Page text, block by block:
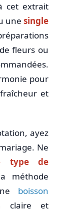
cet extrait
une single
fleurs ou
pour
et
ayez
Ne
type de
méthode
boisson
claire et